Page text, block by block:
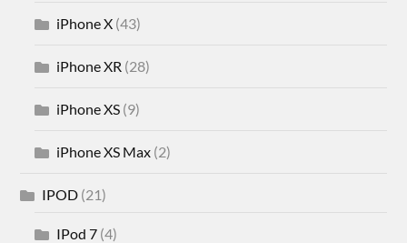
iPhone X (43)
iPhone XR (28)
iPhone XS (9)
iPhone XS Max (2)
IPOD (21)
IPod 7 (4)